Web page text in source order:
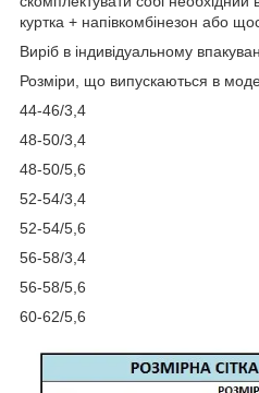
куртка + напівкомбінезон або
Виріб в індивідуальному
Розміри, що випускаються в
44-46/3,4
48-50/3,4
48-50/5,6
52-54/3,4
52-54/5,6
56-58/3,4
56-58/5,6
60-62/5,6